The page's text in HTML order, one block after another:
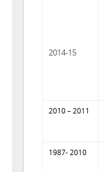
2014-15
2010 – 2011
1987- 2010